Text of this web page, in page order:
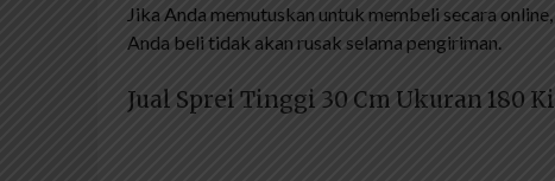
Jika Anda memutuskan untuk membeli secara
Anda beli tidak akan rusak selama pengiriman.
Jual Sprei Tinggi 30 Cm Ukuran 180